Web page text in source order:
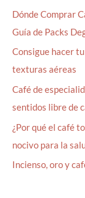
a
r
Dónde Comprar
Guía de Packs
Consigue hacer
texturas aéreas
Café de
sentidos libre de
¿Por qué el café
nocivo para la
Incienso, oro y